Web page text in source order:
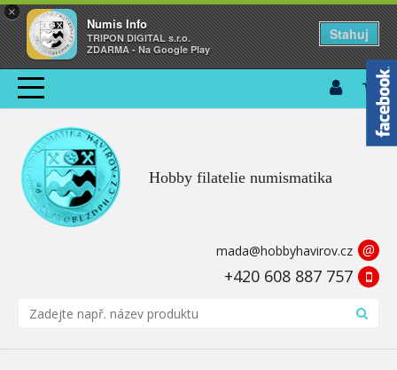
×
Numis Info
TRIPON DIGITAL s.r.o.
ZDARMA - Na Google Play
Stahuj
Hobby filatelie numismatika
mada@hobbyhavirov.cz @
+420 608 887 757